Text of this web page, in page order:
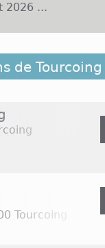
2026 ...
département du
000 habitants.
boutiques
Micromania ou
sont
matin)
de Tourcoing
Tourcoing